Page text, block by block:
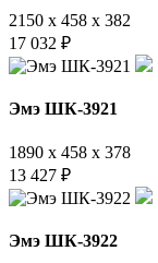
2150 x 458 x 382
17 032 ₽
Эмэ ШК-3921
1890 x 458 x 378
13 427 ₽
Эмэ ШК-3922